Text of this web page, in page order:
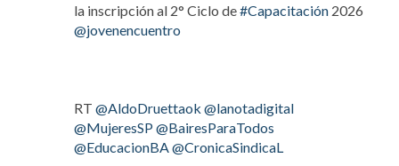
la inscripción al 2° Ciclo de#Capacitación 2026
@jovenencuentro
RT @AldoDruettaok @lanotadigital
@MujeresSP@BairesParaTodos
@EducacionBA @CronicaSindicaL